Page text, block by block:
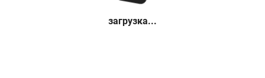
загрузка...